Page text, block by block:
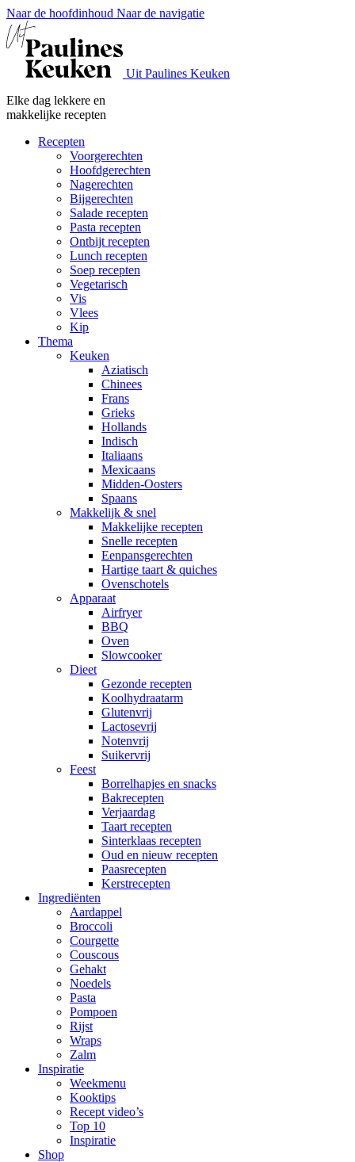
Naar de hoofdinhoud Naar de navigatie
Uit Paulines Keuken
Elke dag lekkere en
makkelijke recepten
Recepten
Voorgerechten
Hoofdgerechten
Nagerechten
Bijgerechten
Salade recepten
Pasta recepten
Ontbijt recepten
Lunch recepten
Soep recepten
Vegetarisch
Vis
Vlees
Kip
Thema
Keuken
Aziatisch
Chinees
Frans
Grieks
Hollands
Indisch
Italiaans
Mexicaans
Midden-Oosters
Spaans
Makkelijk & snel
Makkelijke recepten
Snelle recepten
Eenpansgerechten
Hartige taart & quiches
Ovenschotels
Apparaat
Airfryer
BBQ
Oven
Slowcooker
Dieet
Gezonde recepten
Koolhydraatarm
Glutenvrij
Lactosevrij
Notenvrij
Suikervrij
Feest
Borrelhapjes en snacks
Bakrecepten
Verjaardag
Taart recepten
Sinterklaas recepten
Oud en nieuw recepten
Paasrecepten
Kerstrecepten
Ingrediënten
Aardappel
Broccoli
Courgette
Couscous
Gehakt
Noedels
Pasta
Pompoen
Rijst
Wraps
Zalm
Inspiratie
Weekmenu
Kooktips
Recept video’s
Top 10
Inspiratie
Shop